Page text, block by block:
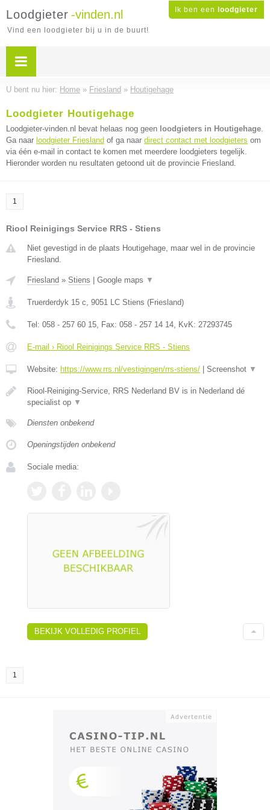
Ik ben een loodgieter
Loodgieter -vinden.nl
Vind een loodgieter bij u in de buurt!
U bent nu hier: Home » Friesland » Houtigehage
Loodgieter Houtigehage
Loodgieter-vinden.nl bevat helaas nog geen loodgieters in Houtigehage.
Ga naar loodgieter Friesland of ga naar direct contact met loodgieters om
via één e-mail in contact te komen met meerdere loodgieters tegelijk.
Hieronder worden nu resultaten getoond uit de provincie Friesland.
1
Riool Reinigings Service RRS - Stiens
Niet gevestigd in de plaats Houtigehage, maar wel in de provincie
Friesland.
Friesland » Stiens Google maps ▼
Truerderdyk 15 c, 9051 LC Stiens (Friesland)
Tel: 058 - 257 60 15, Fax: 058 - 257 14 14, KvK: 27293745
E-mail › Riool Reinigings Service RRS - Stiens
Website: https://www.rrs.nl/vestigingen/rrs-stiens/ Screenshot ▼
Riool-Reiniging-Service, RRS Nederland BV is in Nederland dé
specialist op ▼
Diensten onbekend
Openingstijden onbekend
Sociale media:
BEKIJK VOLLEDIG PROFIEL
1